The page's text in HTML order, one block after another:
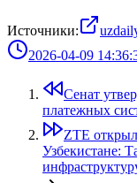
Источники:
2026-04-09
Сенат
платежных
ZTE
Узбекистане: